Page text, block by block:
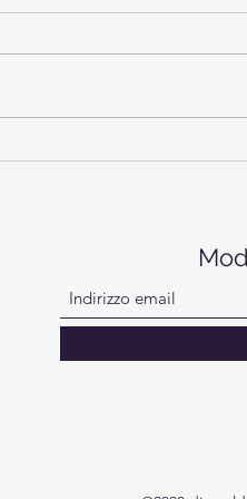
Africa Eco Race e Roma